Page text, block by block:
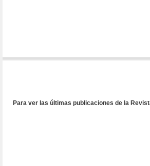
Para ver las últimas publicaciones de la